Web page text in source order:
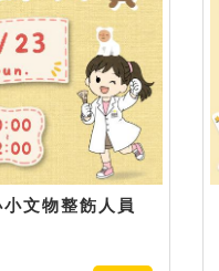
小文物整飭人員